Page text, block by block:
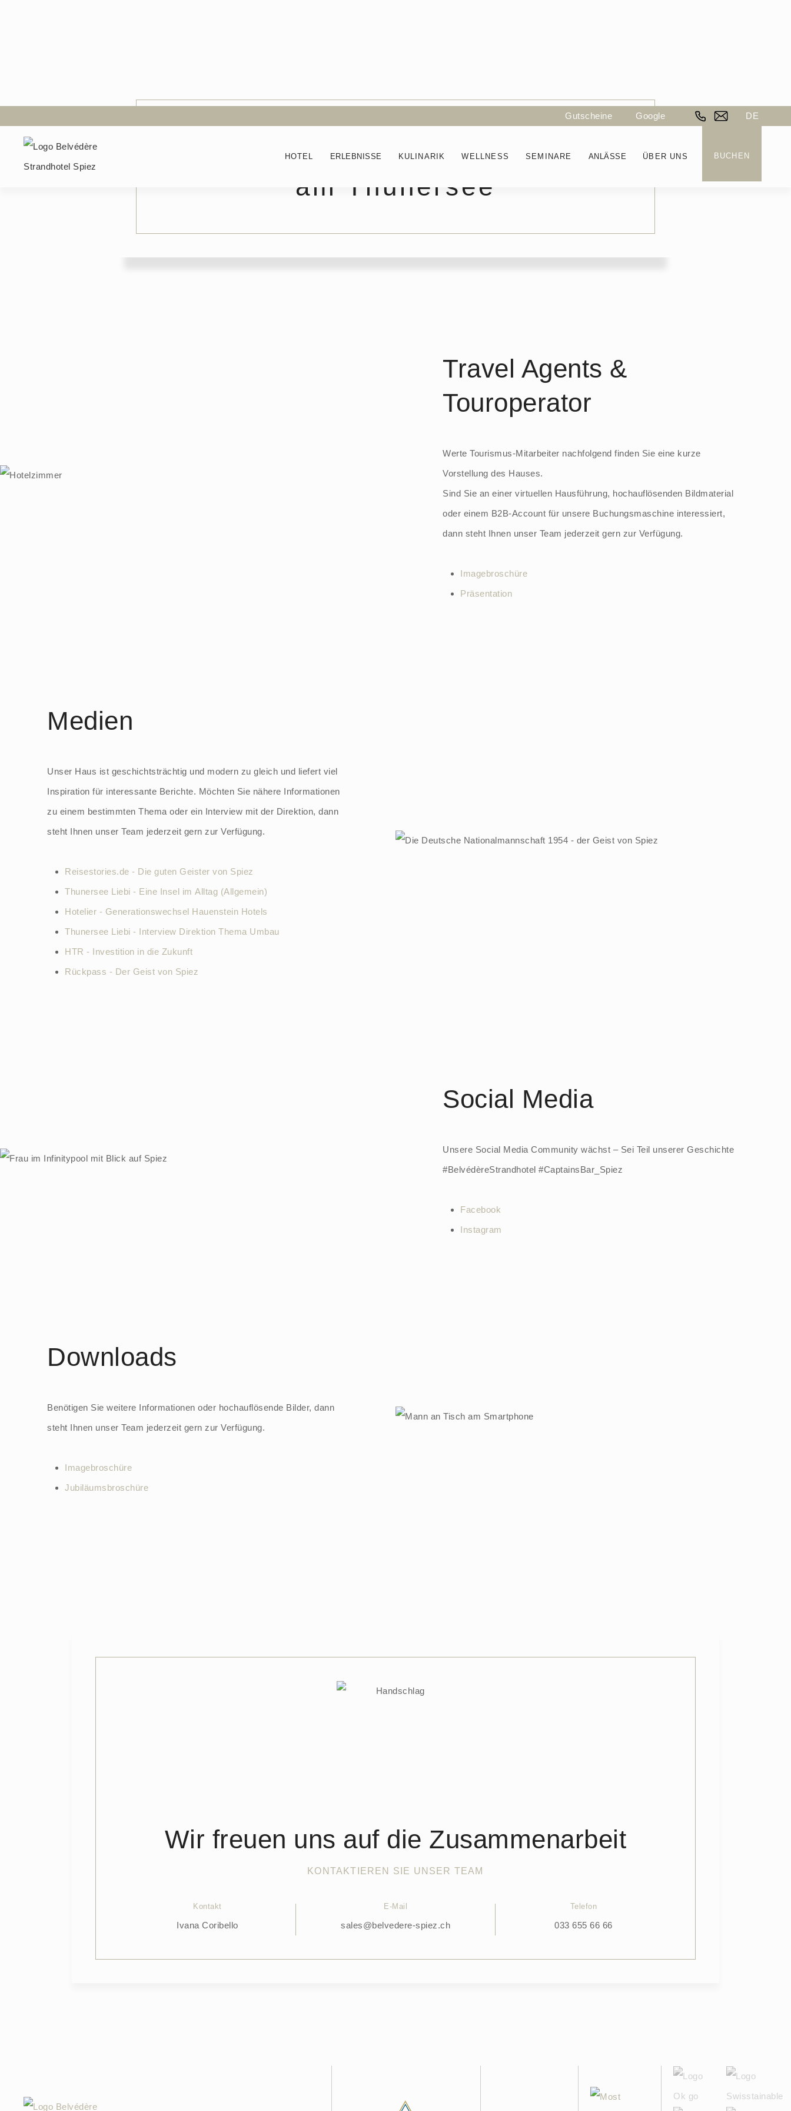
Gutscheine Google DE
HOTEL ERLEBNISSE KULINARIK WELLNESS SEMINARE ANLÄSSE ÜBER UNS BUCHEN
Ihre Insel im Alltag seit 1908 –
am Thunersee
Travel Agents &
Touroperator
Werte Tourismus-Mitarbeiter nachfolgend finden Sie eine kurze
Vorstellung des Hauses.
Sind Sie an einer virtuellen Hausführung, hochauflösenden Bildmaterial
oder einem B2B-Account für unsere Buchungsmaschine interessiert,
dann steht Ihnen unser Team jederzeit gern zur Verfügung.
Imagebroschüre
Präsentation
Medien
Unser Haus ist geschichtsträchtig und modern zu gleich und liefert viel
Inspiration für interessante Berichte. Möchten Sie nähere Informationen
zu einem bestimmten Thema oder ein Interview mit der Direktion, dann
steht Ihnen unser Team jederzeit gern zur Verfügung.
Reisestories.de - Die guten Geister von Spiez
Thunersee Liebi - Eine Insel im Alltag (Allgemein)
Hotelier - Generationswechsel Hauenstein Hotels
Thunersee Liebi - Interview Direktion Thema Umbau
HTR - Investition in die Zukunft
Rückpass - Der Geist von Spiez
Social Media
Unsere Social Media Community wächst – Sei Teil unserer Geschichte
#BelvédèreStrandhotel #CaptainsBar_Spiez
Facebook
Instagram
Downloads
Benötigen Sie weitere Informationen oder hochauflösende Bilder, dann
steht Ihnen unser Team jederzeit gern zur Verfügung.
Imagebroschüre
Jubiläumsbroschüre
Wir freuen uns auf die Zusammenarbeit
KONTAKTIEREN SIE UNSER TEAM
Kontakt
Ivana Coribello
E-Mail
sales@belvedere-spiez.ch
Telefon
033 655 66 66